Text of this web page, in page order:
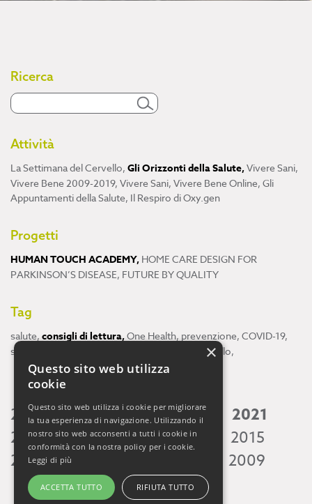
Ricerca
Attività
La Settimana del Cervello, Gli Orizzonti della Salute,Vivere Sani,
Vivere Bene 2009-2019, Vivere Sani, Vivere Bene Online, Gli
Appuntamenti della Salute, Il Respiro di Oxy.gen
Progetti
HUMAN TOUCH ACADEMY, HOME CARE DESIGN FOR
PARKINSON’S DISEASE, FUTURE BY QUALITY
Tag
salute, consigli di lettura,One Health, prevenzione, COVID-19,
scienza
cervello,
2026 2025 2024 2023 2022
2021
2020 2019 2018 2017 2016
2015
2014 2013 2009
×
Questo sito web utilizza
cookie
Questo sito web utilizza i cookie per migliorare
la tua esperienza di navigazione. Utilizzando il
nostro sito web acconsenti a tutti i cookie in
conformità con la nostra policy per i cookie.
Leggi di più
ACCETTA TUTTO RIFIUTA TUTTO